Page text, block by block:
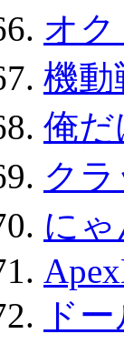
オ
機動
俺だ
ク
に
ド